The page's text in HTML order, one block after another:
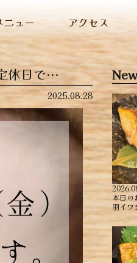
ニュー アクセス
休日で…
2025.08.28
本日
羽イ